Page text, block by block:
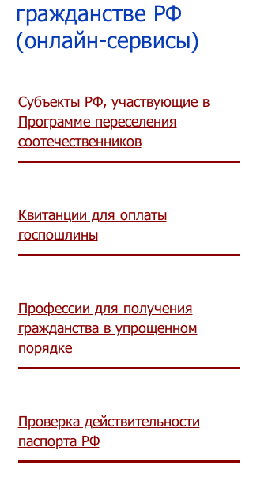
гражданстве РФ
(онлайн-сервисы)
Субъекты РФ, участвующие в
Программе переселения
соотечественников
Квитанции для оплаты
госпошлины
Профессии для получения
гражданства в упрощенном
порядке
Проверка действительности
паспорта РФ